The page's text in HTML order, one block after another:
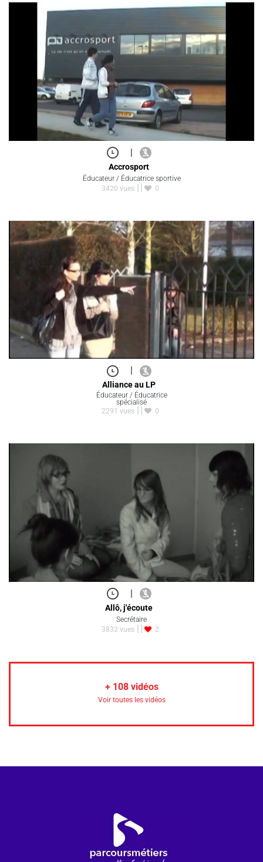
|
Accrosport
Éducateur / Éducatrice sportive
3420 vues
0
|
Alliance au LP
Éducateur / Éducatrice
spécialisé
2291 vues
0
|
Allô, j'écoute
Secrétaire
3832 vues
2
+ 108vidéos
Voir toutes les vidéos